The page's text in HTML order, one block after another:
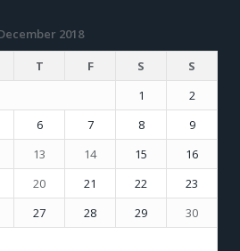
2018
T F S
S
1
2
6 7 8
9
13 14 15
16
20 21 22
23
27 28 29
30